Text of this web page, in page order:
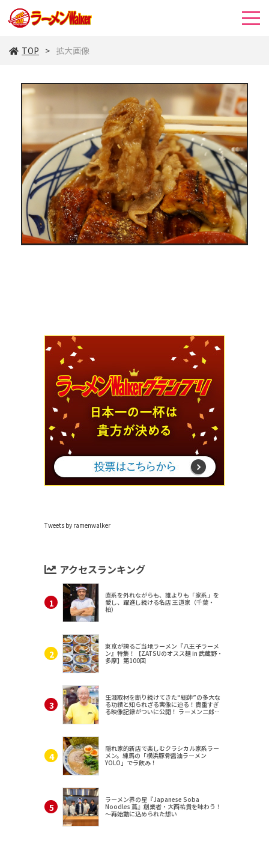
TOP 拡大画像
Tweets by ramenwalker
アクセスランキング
直系を外れながらも、誰よりも「家系」を
愛し、躍進し続ける名店 王道家（千葉・
柏）
東京が誇るご当地ラーメン『八王子ラーメ
ン』特集！【ZATSUのオスス麺 in 武蔵野・
多摩】第100回
生涯取材を断り続けてきた“総帥”の多大な
る功績と知られざる実像に迫る！貴重すぎ
る映像記録がついに公開！ ラーメン二郎
隠れ家的新店で楽しむクラシカル家系ラー
メン。練馬の「横浜豚骨醤油ラーメン
YOLO」でラ飲み！
ラーメン界の星『Japanese Soba
Noodles 蔦』創業者・大西祐貴を味わう！
～再始動に込められた想い